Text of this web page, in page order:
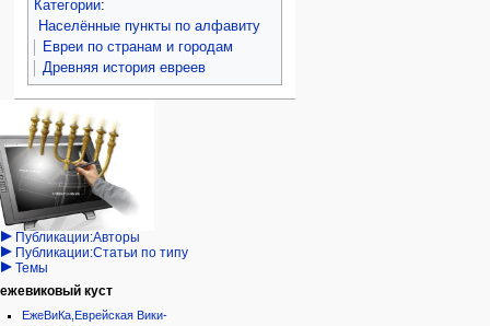
Категории:
Населённые пункты по алфавиту
Евреи по странам и городам
Древняя история евреев
Навигация
персональные инструменты
войти
запрос
учётной
записи
категории
Израиль:Страна и
государство
Иудаизм
Народ
Проекты
Проекты/Участники/
дополнения
Публикации:Авторы
Публикации:Статьи по типу
Темы
ежевиковый куст
ЕжеВиКа,Еврейская Вики-